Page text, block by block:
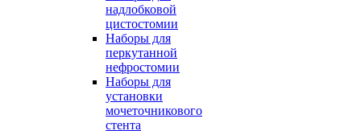
надлобковой
цистостомии
Наборы для
перкутанной
нефростомии
Наборы для
установки
мочеточникового
стента